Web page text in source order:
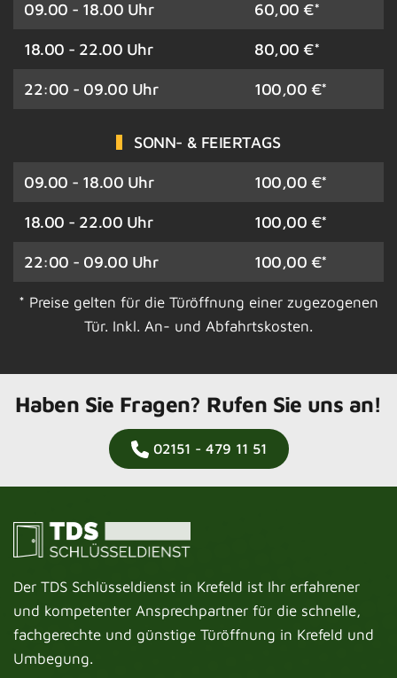
09.00 - 18.00 Uhr 60,00 €*
18.00 - 22.00 Uhr 80,00 €*
22:00 - 09.00 Uhr 100,00 €*
SONN- & FEIERTAGS
09.00 - 18.00 Uhr 100,00 €*
18.00 - 22.00 Uhr 100,00 €*
22:00 - 09.00 Uhr 100,00 €*
* Preise gelten für die Türöffnung einer zugezogenen
Tür. Inkl. An- und Abfahrtskosten.
Haben Sie Fragen? Rufen Sie uns an!
02151 - 479 11 51
Der TDS Schlüsseldienst in Krefeld ist Ihr erfahrener
und kompetenter Ansprechpartner für die schnelle,
fachgerechte und günstige Türöffnung in Krefeld und
Umbegung.